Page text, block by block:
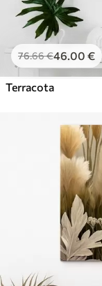
76.66€46 .00 €
Terracota